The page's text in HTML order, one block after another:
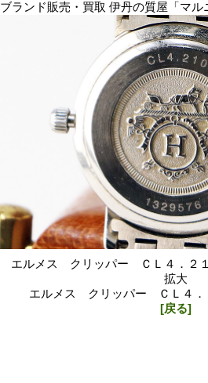
ブランド販売・買取 伊丹の質屋「マル
エルメス クリッパー ＣＬ４．２
拡大
エルメス クリッパー ＣＬ４
[戻る]